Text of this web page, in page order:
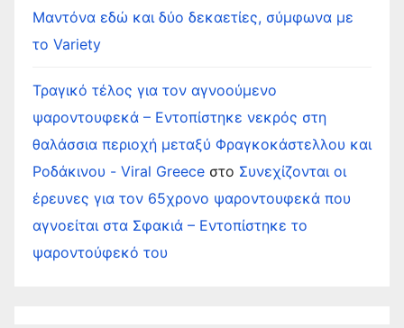
Μαντόνα εδώ και δύο δεκαετίες, σύμφωνα με
το Variety
Τραγικό τέλος για τον αγνοούμενο
ψαροντουφεκά – Εντοπίστηκε νεκρός στη
θαλάσσια περιοχή μεταξύ Φραγκοκάστελλου και
Ροδάκινου - Viral Greece στο Συνεχίζονται οι
έρευνες για τον 65χρονο ψαροντουφεκά που
αγνοείται στα Σφακιά – Εντοπίστηκε το
ψαροντούφεκό του